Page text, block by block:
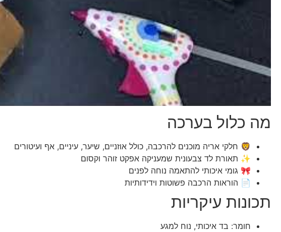
מה כלול בערכה
🦁 חלקי אריה מוכנים להרכבה, כולל אוזניים, שיער, עיניים, אף ועיטורים
✨ תאורת לד צבעונית שמעניקה אפקט זוהר וקסום
🎀 גומי איכותי להתאמה נוחה לפנים
📄 הוראות הרכבה פשוטות וידידותיות
תכונות עיקריות
חומר: בד איכותי, נוח למגע